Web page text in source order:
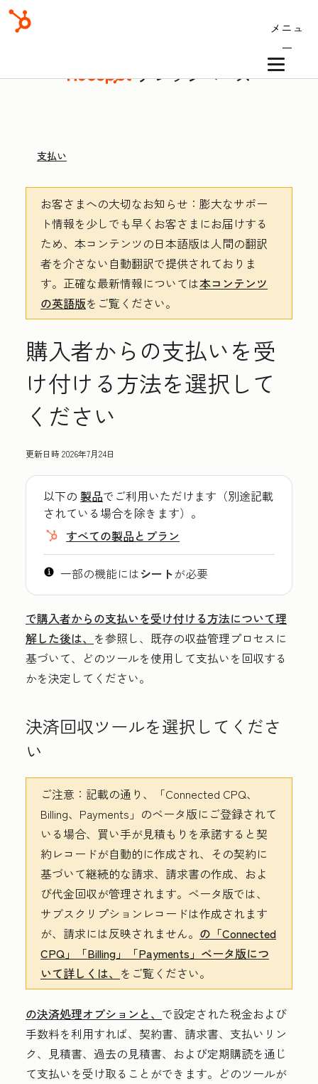
メニュ
ー
ナレッジベース
支払い
お客さまへの大切なお知らせ ：膨大なサポー
ト情報を少しでも早くお客さまにお届けする
ため、本コンテンツの日本語版は人間の翻訳
者を介さない自動翻訳で提供されておりま
す。 正確な最新情報については本コンテンツ
の英語版をご覧ください。
購入者からの支払いを受
け付ける方法を選択して
ください
更新日時2026年7月24日
以下の 製品でご利用いただけます（別途記載
されている場合を除きます）。
すべての製品とプラン
一部の機能にはシートが必要
で購入者からの支払いを受け付ける方法について理
解した後は、 を参照し、既存の収益管理プロセスに
基づいて、どのツールを使用して支払いを回収する
かを決定してください。
決済回収ツールを選択してくださ
い
ご注意： 記載の通り、「Connected CPQ、
Billing、Payments」のベータ版にご登録されて
いる場合、買い手が見積もりを承諾すると契
約レコードが自動的に作成され、その契約に
基づいて継続的な請求、請求書の作成、およ
び代金回収が管理されます。ベータ版では、
サブスクリプションレコードは作成されます
が、請求には反映されません。 の「Connected
CPQ」「Billing」「Payments」ベータ版につ
いて詳しくは、 をご覧ください。
の決済処理オプションと、 で設定された税金および
手数料を利用すれば、契約書、請求書、支払いリン
ク、見積書、過去の見積書、および定期購読を通じ
て支払いを受け取ることができます。どのツールが